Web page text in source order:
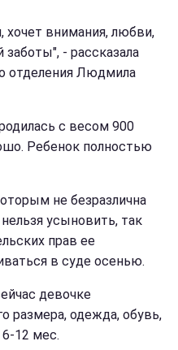
хочет внимания, любви,
- рассказала
отделения Людмила
с весом 900
Ребенок полностью
не безразлична
усыновить, так
прав ее
в суде осенью.
девочке
размера, одежда, обувь,
12 мес.